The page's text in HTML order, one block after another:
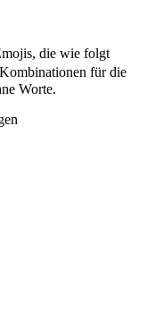
die wie folgt
für die
Worte.